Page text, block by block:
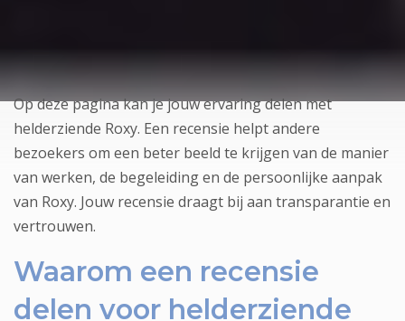
Op deze pagina kan je jouw ervaring delen met
helderziende Roxy. Een recensie helpt andere
bezoekers om een beter beeld te krijgen van de manier
van werken, de begeleiding en de persoonlijke aanpak
van Roxy. Jouw recensie draagt bij aan transparantie en
vertrouwen.
Waarom een recensie
delen voor helderziende